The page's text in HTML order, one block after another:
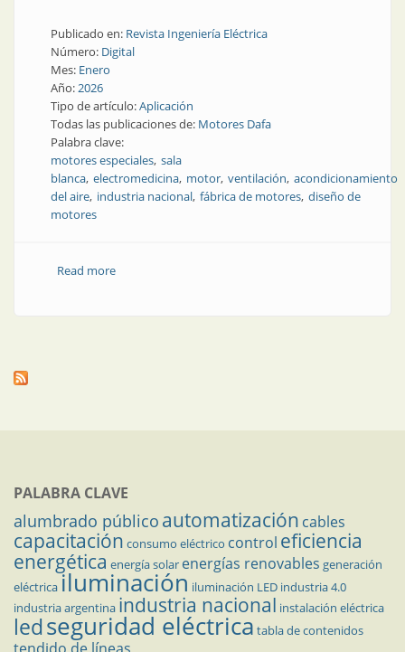
Publicado en: Revista Ingeniería Eléctrica
Número: Digital
Mes: Enero
Año:2026
Tipo de artículo:Aplicación
Todas las publicaciones de: Motores Dafa
Palabra clave:
motores especiales sala
blanca electromedicina motor ventilación acondicionamiento
del aire industria nacional fábrica de motores diseño de
motores
Read moreabout Motores por la bioseguridad
PALABRA CLAVE
alumbrado público automatización cables
capacitación consumo eléctrico control eficiencia
energética energía solar energías renovables generación
eléctricailuminación iluminación LED industria 4.0
industria argentina industria nacional instalación eléctrica
ledseguridad eléctrica tabla de contenidos